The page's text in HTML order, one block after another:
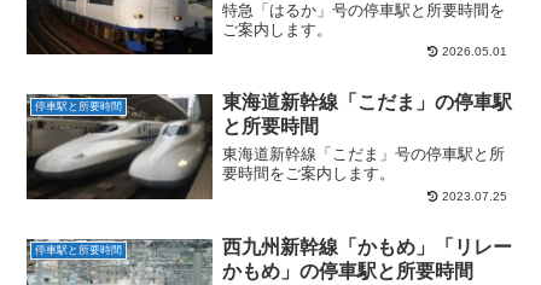
特急「はるか」号の停車駅と所要時間を
ご案内します。
2026.05.01
停車駅と所要時間
東海道新幹線「こだま」の停車駅
と所要時間
東海道新幹線「こだま」号の停車駅と所
要時間をご案内します。
2023.07.25
停車駅と所要時間
西九州新幹線「かもめ」「リレー
かもめ」の停車駅と所要時間